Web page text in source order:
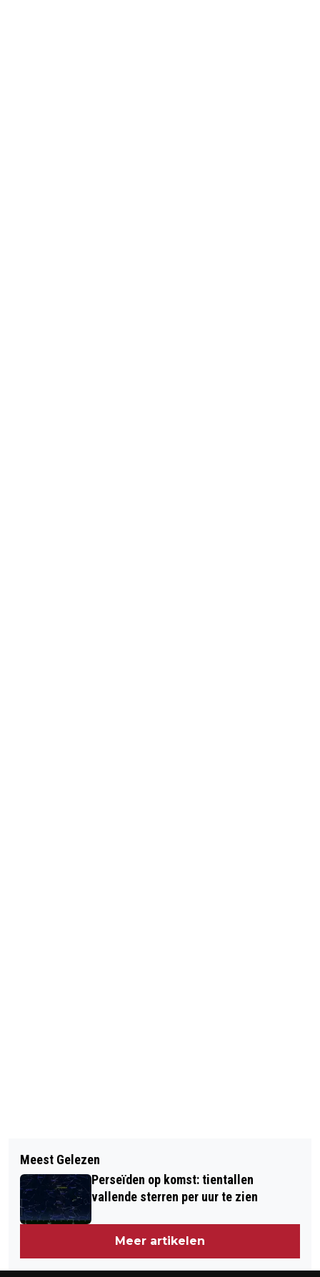
PSG MIST OOK MOTTA EN SILVA
TEGEN AJAX
GEWELD EN PLUNDERINGEN IN
FERGUSON NA VRIJSPRAAK AGENT
Meest Gelezen
Perseïden op komst: tientallen
vallende sterren per uur te zien
Meer artikelen